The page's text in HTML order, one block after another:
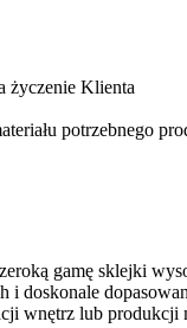
życzenie Klienta
potrzebnego
gamę sklejki
doskonale
wnętrz lub produkcji